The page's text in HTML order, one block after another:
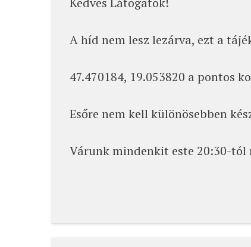
A híd nem lesz lezárva, ezt a
47.470184, 19.053820 a pontos
Esőre nem kell különösebben
Várunk mindenkit este 20:30-tól